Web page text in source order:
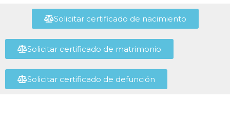
Solicitar certificado de nacimiento
Solicitar certificado de matrimonio
Solicitar certificado de defunción